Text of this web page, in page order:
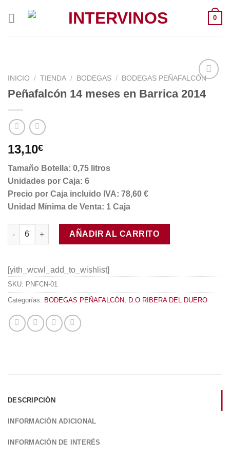
0
INICIO / TIENDA / BODEGAS / BODEGAS PEÑAFALCÓN
Peñafalcón 14 meses en Barrica 2014
13,10€
Tamaño Botella: 0,75 litros
Unidades por Caja: 6
Precio por Caja incluido IVA: 78,60 €
Unidad Mínima de Venta: 1 Caja
Peñafalcón 14 meses en Barrica 2014 cantidad
AÑADIR AL CARRITO
[yith_wcwl_add_to_wishlist]
SKU: PNFCN-01
Categorías: BODEGAS PEÑAFALCÓN, D.O RIBERA DEL DUERO
DESCRIPCIÓN
INFORMACIÓN ADICIONAL
INFORMACIÓN DE INTERÉS